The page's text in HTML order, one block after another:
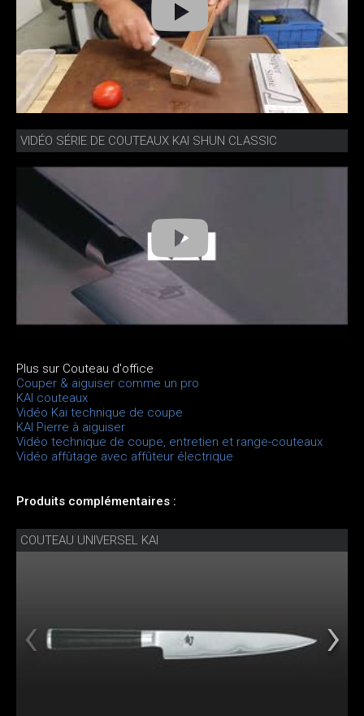
VIDÉO SÉRIE DE COUTEAUX KAI SHUN CLASSIC
Plus sur Couteau d'office
Couper & aiguiser comme un pro
KAI couteaux
Vidéo Kai technique de coupe
KAI Pierre à aiguiser
Vidéo technique de coupe, entretien et range-couteaux
Vidéo affûtage avec affûteur électrique
Produits complémentaires :
COUTEAU UNIVERSEL KAI